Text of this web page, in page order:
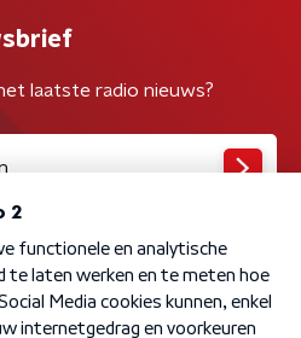
laatste radio nieuws?